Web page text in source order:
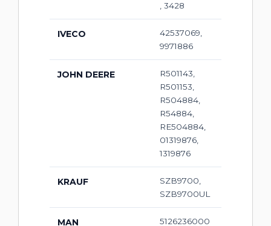
, 3428
IVECO
42537069,
9971886
JOHN DEERE
R501143,
R501153,
R504884,
R54884,
RE504884,
01319876,
1319876
KRAUF
SZB9700,
SZB9700UL
MAN
5126236000